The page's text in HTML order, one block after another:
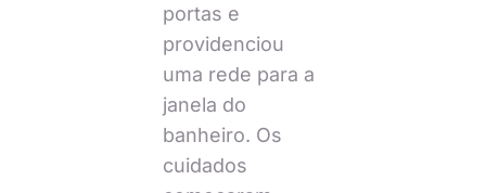
portas e
providenciou
uma rede para a
janela do
banheiro. Os
cuidados